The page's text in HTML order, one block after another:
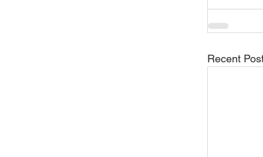
Recent